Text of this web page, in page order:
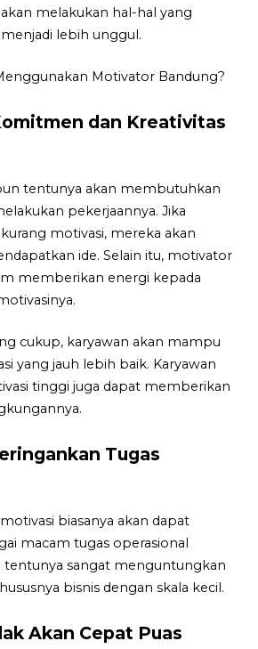
melakukan hal-hal yang
lebih unggul.
Motivator Bandung?
dan Kreativitas
tentunya akan membutuhkan
pekerjaannya. Jika
motivasi, mereka akan
ide. Selain itu, motivator
memberikan energi kepada
cukup, karyawan akan mampu
yang jauh lebih baik. Karyawan
tinggi juga dapat memberikan
Tugas
biasanya akan dapat
macam tugas operasional
tentunya sangat menguntungkan
bisnis dengan skala kecil.
Akan Cepat Puas